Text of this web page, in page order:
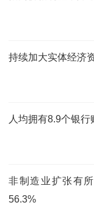
持续加大实体经济
人均拥有8.9个银
非制造业扩张有
56.3%